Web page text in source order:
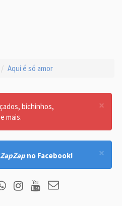
Aqui é só amor
×
bichinhos,
mais.
×
no Facebook!